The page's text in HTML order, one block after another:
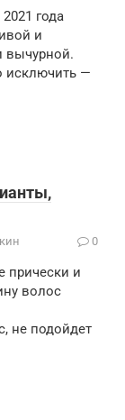
года
и
вычурной.
исключить —
0
прически и
волос
не подойдет